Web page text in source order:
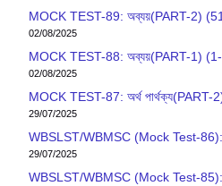
MOCK TEST-89: অব্যয়(PART-2)
02/08/2025
MOCK TEST-88: অব্যয়(PART-1)
02/08/2025
MOCK TEST-87: অর্থ পার্থক্য(PART-
29/07/2025
WBSLST/WBMSC (Mock Test-86):
29/07/2025
WBSLST/WBMSC (Mock Test-85):